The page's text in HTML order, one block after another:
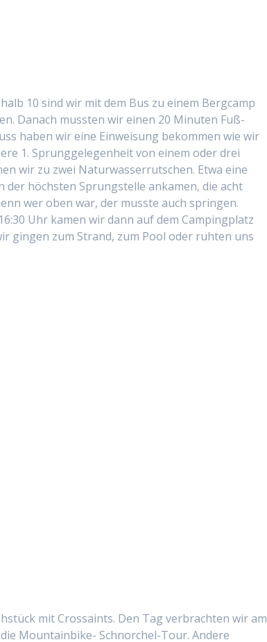
10 sind wir mit dem Bus zu einem Bergcamp
Danach mussten wir einen 20 Minuten Fuß­
haben wir eine Ein­weisung bekom­men wie wir
1. Sprunggele­gen­heit von einem oder drei
wir zu zwei Natur­wasser­rutschen. Etwa eine
der höch­sten Sprung­stelle anka­men, die acht
wer oben war, der musste auch sprin­gen.
Uhr kamen wir dann auf dem Camp­ing­platz
gin­gen zum Strand, zum Pool oder ruht­en uns
mit Cros­saints. Den Tag ver­bracht­en wir am
Moun­tain­bike- Schnorchel-Tour. Andere